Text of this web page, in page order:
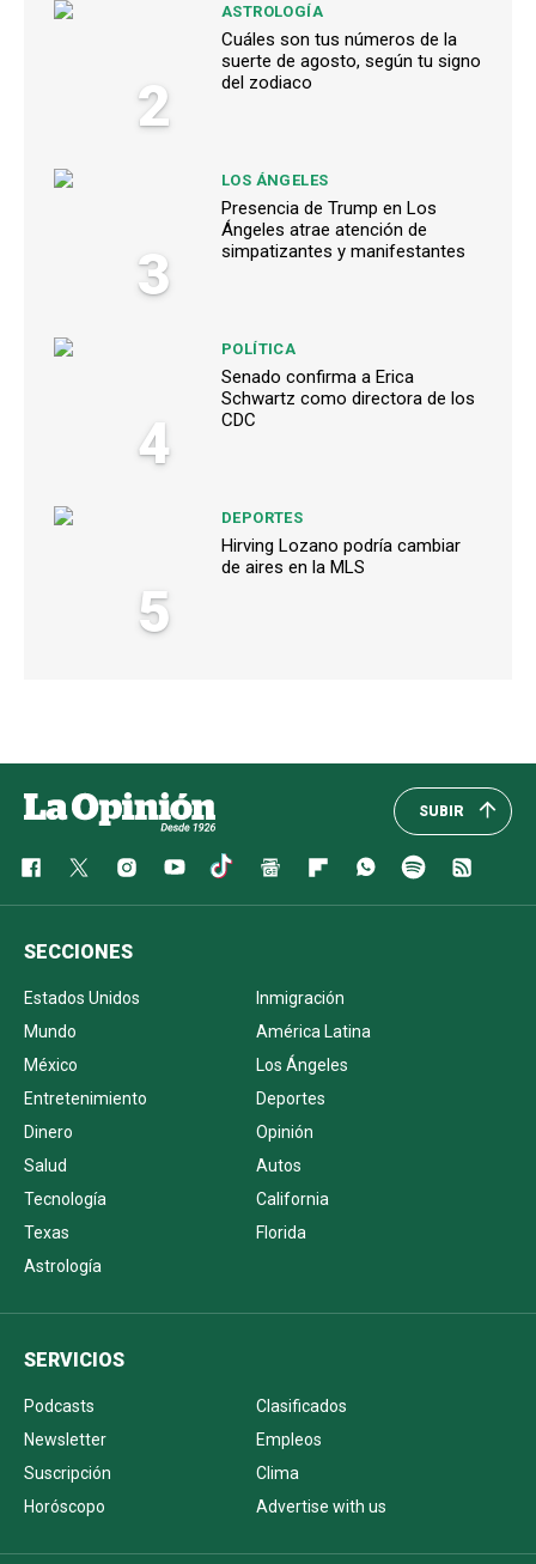
2
ASTROLOGÍA
Cuáles son tus números de la
suerte de agosto, según tu signo
del zodiaco
3
LOS ÁNGELES
Presencia de Trump en Los
Ángeles atrae atención de
simpatizantes y manifestantes
4
POLÍTICA
Senado confirma a Erica
Schwartz como directora de los
CDC
5
DEPORTES
Hirving Lozano podría cambiar
de aires en la MLS
SUBIR
SECCIONES
Estados Unidos
Inmigración
Mundo
América Latina
México
Los Ángeles
Entretenimiento
Deportes
Dinero
Opinión
Salud
Autos
Tecnología
California
Texas
Florida
Astrología
SERVICIOS
Podcasts
Clasificados
Newsletter
Empleos
Suscripción
Clima
Horóscopo
Advertise with us